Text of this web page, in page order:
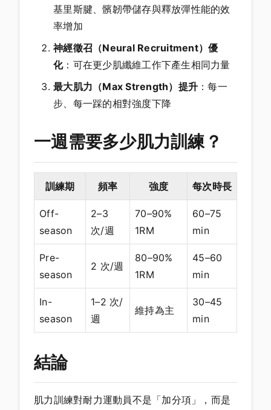
基里斯腱、髕韌帶儲存與釋放彈性能的效
率增加
神經徵召（Neural Recruitment）優
化：可在更少肌纖維工作下產生相同力量
最大肌力（Max Strength）提升 ：每一
步、每一踩的相對強度下降
一週需要多少肌力訓練？
訓練期 頻率 強度 每次時長
Off-
season
2–3
次/週
70–90%
1RM
60–75
min
Pre-
season
2 次/週
80–90%
1RM
45–60
min
In-
season
1–2 次/
週
維持為主
30–45
min
結論
肌力訓練對耐力運動員不是「加分項」，而是